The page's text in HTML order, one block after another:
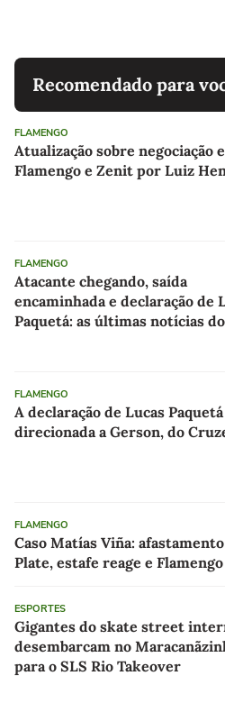
Recomendado para
FLAMENGO
Atualização sobre negociação
Flamengo e Zenit por Luiz
FLAMENGO
Atacante chegando, saída
encaminhada e declaração de
Paquetá: as últimas notícias do
FLAMENGO
A declaração de Lucas Paquetá
direcionada a Gerson, do
FLAMENGO
Caso Matías Viña:
Plate, estafe reage e
ESPORTES
Gigantes do skate street
desembarcam no
para o SLS Rio Takeover